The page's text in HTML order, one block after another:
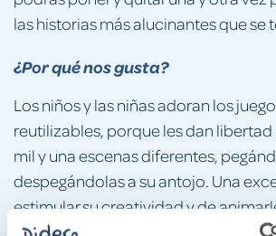
las historias más alucinantes que se
¿Por qué nos gusta?
Los niños y las niñas adoran los
reutilizables, porque les dan
mil y una escenas diferentes,
despegándolas a su antojo. Una
estimular su creatividad y de
propias historias.